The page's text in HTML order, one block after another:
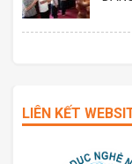
LIÊN KẾT